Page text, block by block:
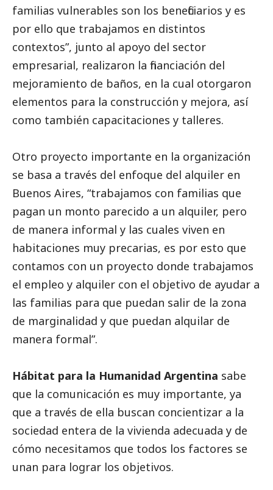
familias vulnerables son los beneficiarios y es
por ello que trabajamos en distintos
contextos”, junto al apoyo del sector
empresarial, realizaron la financiación del
mejoramiento de baños, en la cual otorgaron
elementos para la construcción y mejora, así
como también capacitaciones y talleres.
Otro proyecto importante en la organización
se basa a través del enfoque del alquiler en
Buenos Aires, “trabajamos con familias que
pagan un monto parecido a un alquiler, pero
de manera informal y las cuales viven en
habitaciones muy precarias, es por esto que
contamos con un proyecto donde trabajamos
el empleo y alquiler con el objetivo de ayudar a
las familias para que puedan salir de la zona
de marginalidad y que puedan alquilar de
manera formal”.
Hábitat para la Humanidad Argentina sabe
que la comunicación es muy importante, ya
que a través de ella buscan concientizar a la
sociedad entera de la vivienda adecuada y de
cómo necesitamos que todos los factores se
unan para lograr los objetivos.